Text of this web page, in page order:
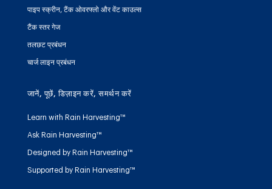
पाइप स्क्रीन, टैंक ओवरफ्लो और वेंट काउल्स
टैंक स्तर गेज
तलछट प्रबंधन
चार्ज लाइन प्रबंधन
जानें, पूछें, डिज़ाइन करें, समर्थन करें
Learn with Rain Harvesting™
Ask Rain Harvesting™
Designed by Rain Harvesting™
Supported by Rain Harvesting™